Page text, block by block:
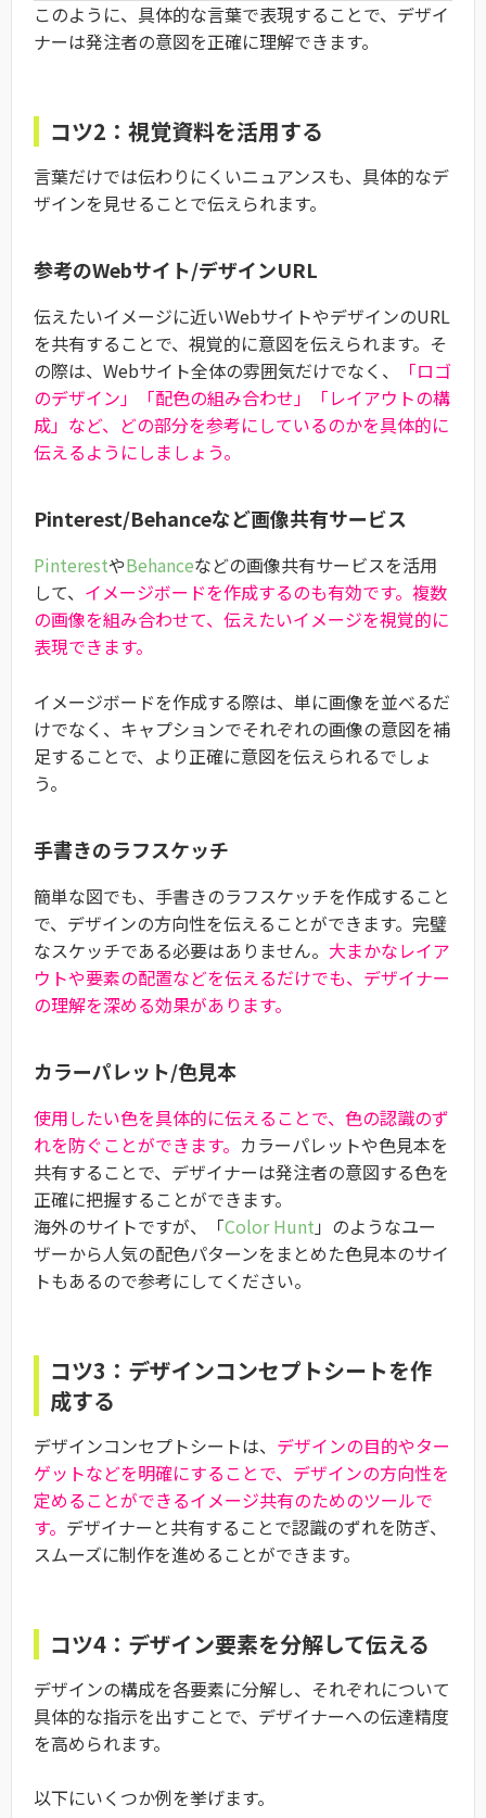
このように、具体的な言葉で表現することで、デザイ
ナーは発注者の意図を正確に理解できます。
コツ2：視覚資料を活用する
言葉だけでは伝わりにくいニュアンスも、具体的なデ
ザインを見せることで伝えられます。
参考のWebサイト/デザインURL
伝えたいイメージに近いWebサイトやデザインのURL
を共有することで、視覚的に意図を伝えられます。そ
の際は、Webサイト全体の雰囲気だけでなく、
「ロゴ
のデザイン」「配色の組み合わせ」「レイアウトの構
成」など、どの部分を参考にしているのかを具体的に
伝えるようにしましょう。
Pinterest/Behanceなど画像共有サービス
PinterestやBehanceなどの画像共有サービスを活用
して、 イメージボードを作成するのも有効です。複数
の画像を組み合わせて、伝えたいイメージを視覚的に
表現できます。
イメージボードを作成する際は、単に画像を並べるだ
けでなく、キャプションでそれぞれの画像の意図を補
足することで、より正確に意図を伝えられるでしょ
う。
手書きのラフスケッチ
簡単な図でも、手書きのラフスケッチを作成すること
で、デザインの方向性を伝えることができます。完璧
なスケッチである必要はありません。 大まかなレイア
ウトや要素の配置などを伝えるだけでも、デザイナー
の理解を深める効果があります。
カラーパレット/色見本
使用したい色を具体的に伝えることで、色の認識のず
れを防ぐことができます。 カラーパレットや色見本を
共有することで、デザイナーは発注者の意図する色を
正確に把握することができます。
海外のサイトですが、「Color Hunt 」のようなユー
ザーから人気の配色パターンをまとめた色見本のサイ
トもあるので参考にしてください。
コツ3：デザインコンセプトシートを作
成する
デザインコンセプトシートは、 デザインの目的やター
ゲットなどを明確にすることで、デザインの方向性を
定めることができるイメージ共有のためのツールで
す。 デザイナーと共有することで認識のずれを防ぎ、
スムーズに制作を進めることができます。
コツ4：デザイン要素を分解して伝える
デザインの構成を各要素に分解し、それぞれについて
具体的な指示を出すことで、デザイナーへの伝達精度
を高められます。
以下にいくつか例を挙げます。